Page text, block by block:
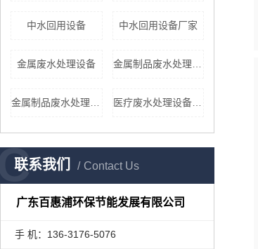
中水回用设备 中水回用设备厂家
金属废水处理设备 金属制品废水处理设备报价
金属制品废水处理设备 医疗废水处理设备报价
联系我们 Contact Us
广东百惠浦环保节能发展有限公司
手 机：136-3176-5076